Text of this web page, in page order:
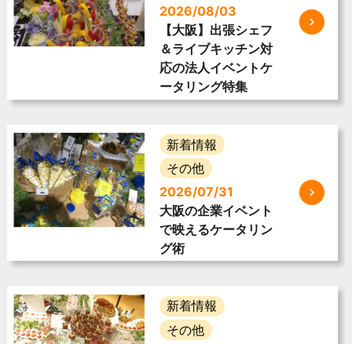
2026/08/03
【大阪】出張シェフ
＆ライブキッチン対
応の法人イベントケ
ータリング特集
新着情報
その他
2026/07/31
大阪の企業イベント
で映えるケータリン
グ術
新着情報
その他